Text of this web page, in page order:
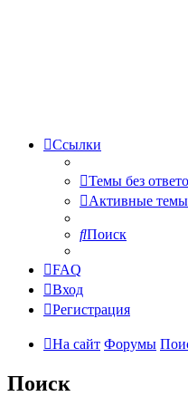
Ссылки
Темы без
Активные темы
Поиск
FAQ
Вход
Регистрация
На сайт Форумы
Поиск